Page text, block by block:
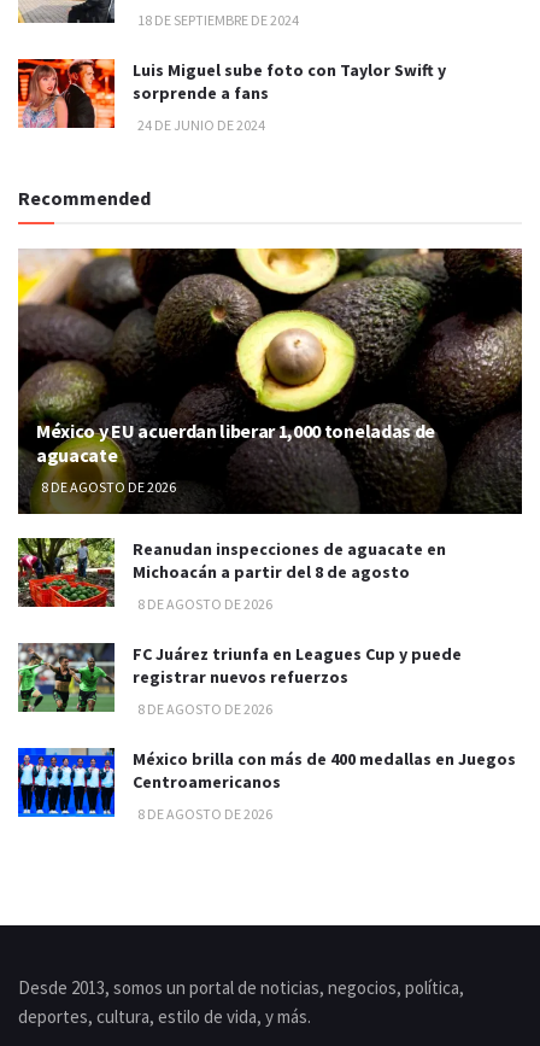
18 DE SEPTIEMBRE DE 2024
Luis Miguel sube foto con Taylor Swift y
sorprende a fans
24 DE JUNIO DE 2024
Recommended
México y EU acuerdan liberar 1,000 toneladas de
aguacate
8 DE AGOSTO DE 2026
Reanudan inspecciones de aguacate en
Michoacán a partir del 8 de agosto
8 DE AGOSTO DE 2026
FC Juárez triunfa en Leagues Cup y puede
registrar nuevos refuerzos
8 DE AGOSTO DE 2026
México brilla con más de 400 medallas en Juegos
Centroamericanos
8 DE AGOSTO DE 2026
Desde 2013, somos un portal de noticias, negocios, política,
deportes, cultura, estilo de vida, y más.